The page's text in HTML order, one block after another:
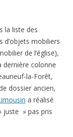
la liste des
d’objets mobiliers
de l’église),
dernière colonne
la-Forêt,
dossier ancien,
a réalisé
juste » pas pris